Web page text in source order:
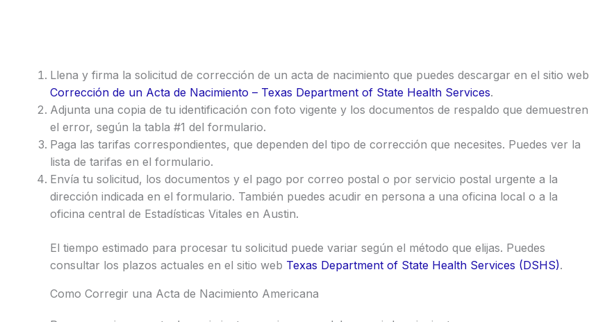
Llena y firma la solicitud de corrección de un acta de nacimiento que puedes descargar en el sitio web
Corrección de un Acta de Nacimiento – Texas Department of State Health Services.
Adjunta una copia de tu identificación con foto vigente y los documentos de respaldo que demuestren
el error, según la tabla #1 del formulario.
Paga las tarifas correspondientes, que dependen del tipo de corrección que necesites. Puedes ver la
lista de tarifas en el formulario.
Envía tu solicitud, los documentos y el pago por correo postal o por servicio postal urgente a la
dirección indicada en el formulario. También puedes acudir en persona a una oficina local o a la
oficina central de Estadísticas Vitales en Austin.
El tiempo estimado para procesar tu solicitud puede variar según el método que elijas. Puedes
consultar los plazos actuales en el sitio web Texas Department of State Health Services (DSHS).
Como Corregir una Acta de Nacimiento Americana